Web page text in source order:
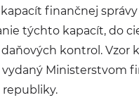
finančnej správy
týchto kapacít, do
kontrol. Vzor
vydaný Ministerstvom
republiky.